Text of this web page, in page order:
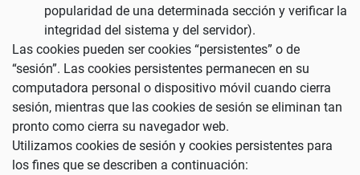
popularidad de una determinada sección y verificar la
integridad del sistema y del servidor).
Las cookies pueden ser cookies “persistentes” o de
“sesión”. Las cookies persistentes permanecen en su
computadora personal o dispositivo móvil cuando cierra
sesión, mientras que las cookies de sesión se eliminan tan
pronto como cierra su navegador web.
Utilizamos cookies de sesión y cookies persistentes para
los fines que se describen a continuación: